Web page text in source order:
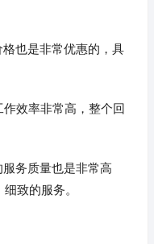
也是非常优惠的，具
效率非常高，整个回
务质量也是非常高
致的服务。